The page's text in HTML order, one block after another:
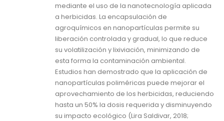
mediante el uso de la nanotecnología aplicada
a herbicidas. La encapsulación de
agroquímicos en nanopartículas permite su
liberación controlada y gradual, lo que reduce
su volatilización y lixiviación, minimizando de
esta forma la contaminación ambiental.
Estudios han demostrado que la aplicación de
nanopartículas poliméricas puede mejorar el
aprovechamiento de los herbicidas, reduciendo
hasta un 50% la dosis requerida y disminuyendo
su impacto ecológico (Lira Saldivar, 2018;